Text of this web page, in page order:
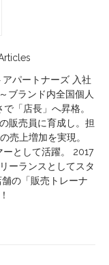
パートナーズ 入社
ブランド内全国個人
「店長」へ昇格。
販売員に育成し。担
売上増加を実現。
として活躍。 2017
ーランスとしてスタ
の「販売トレーナ